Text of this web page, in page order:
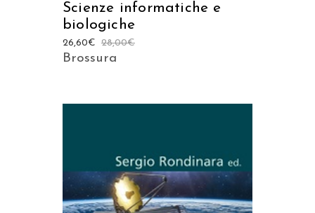
Scienze informatiche e
biologiche
28,00€
26,60€
Brossura